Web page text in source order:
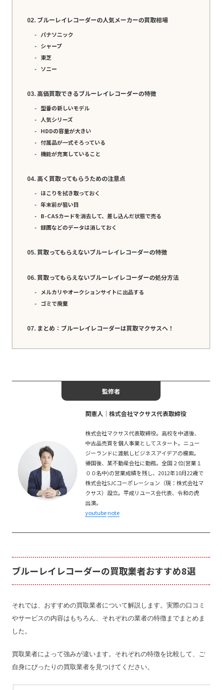
ブルーレイレコーダーの人気メーカーの買取相場
パナソニック
シャープ
東芝
ソニー
高価買取できるブルーレイレコーダーの特徴
型番の新しいモデル
人気シリーズ
HDDの容量が大きい
付属品が一式そろっている
機能が充実していること
高く買取ってもらうための注意点
ほこりを拭き取っておく
年末前が狙い目
B-CASカードを消去して、差し込んだ状態で売る
録画などのデータは消しておく
買取ってもらえないブルーレイレコーダーの特徴
買取ってもらえないブルーレイレコーダーの処分方法
メルカリやオークションサイトに出品する
ゴミで廃棄
まとめ：ブルーレイレコーダーは買取マクサスへ！
監修者
関憲人│株式会社マクサス代表取締役
株式会社マクサス代表取締役。高校を中退後、
中古品売買を個人事業としてスタート。ニュー
ジーランドに渡航しビジネスアイデアの模索。
帰国後、某不動産会社に勤務。全国２位(営業１
００名中)の営業成績を残し、2012年10月22歳で
株式会社SJCコーポレーション（現：株式会社マ
クサス）設立。平成リユース会代表、令和の虎
出演。
youtubenote
ブルーレイレコーダーの買取業者おすすめ8選
それでは、おすすめの買取業者について解説します。実際の口コミ
やサービスの内容はもちろん、それぞれの業者の特徴までまとめま
した。
買取業者によって強みが違います。それぞれの特徴を比較して、ご
自身にぴったりの買取業者を見つけてください。